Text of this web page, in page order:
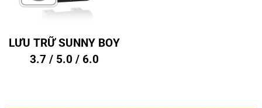
LƯU TRỮ SUNNY BOY
3.7 / 5.0 / 6.0